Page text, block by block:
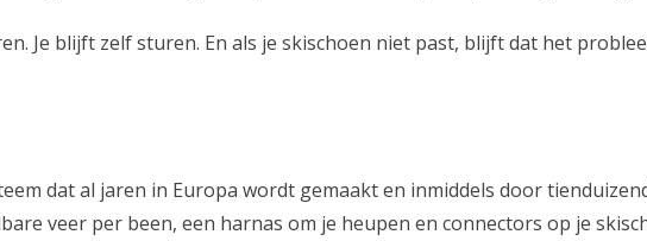
Je blijft zelf sturen. En als je skischoen niet past, blijft dat het
dat al jaren in Europa wordt gemaakt en inmiddels door
veer per been, een harnas om je heupen en connectors op je